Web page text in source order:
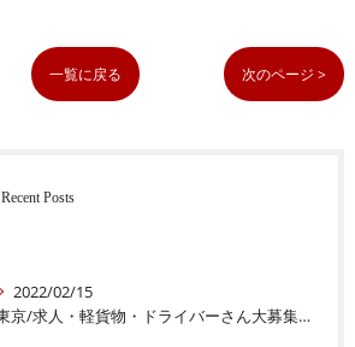
一覧に戻る 次のページ >
Recent Posts
2022/02/15
東京/求人・軽貨物・ドライバーさん大募集中|株式会社豊輝ライン